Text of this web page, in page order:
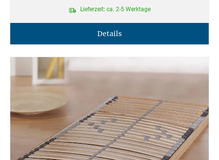
Lieferzeit: ca. 2-5 Werktage
Details